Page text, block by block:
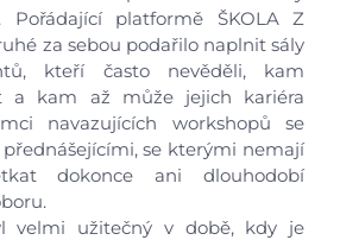
platformě ŠKOLA Z
za sebou podařilo naplnit sály
kteří často nevěděli, kam
a kam až může jejich kariéra
navazujících workshopů se
se kterými nemají
dokonce ani dlouhodobí
velmi užitečný v době, kdy je